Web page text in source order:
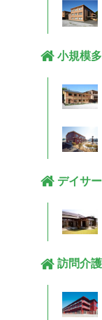
小規模
デイサ
訪問介護